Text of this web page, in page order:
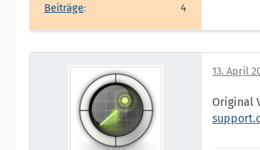
Beiträge
4
13. April
Original